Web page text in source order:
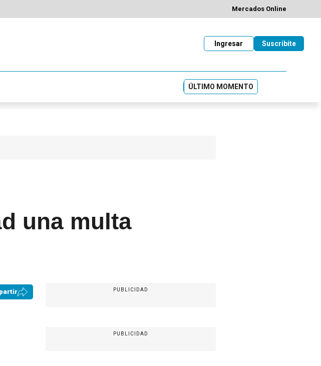
Mercados Online
Suscribite
Ingresar
ÚLTIMO MOMENTO
una multa
PUBLICIDAD
PUBLICIDAD